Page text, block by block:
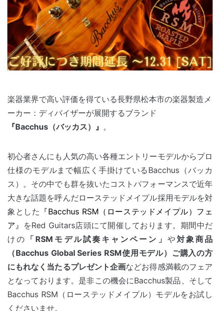
楽器業界で高い評価を得ている長野県松本市の楽器製造メ
ーカー：ディバイザーが展開するブランド
『Bacchus（バッカス）』 。
初心者さんにも人気の高い各種エントリーモデルからプロ
仕様のモデルまで幅広く手掛けているBacchus（バッカ
ス）。その中でも群を抜いたコストパフォーマンスで近年
大きな話題を呼んだローステッドメイプル採用モデルを対
象とした 『Bacchus RSM（ローステッドメイプル）フェ
ア』 をRed Guitars店頭にて開催しております。期間中だ
けの 「RSMモデル試奏キャンペーン」 や対象商品
（Bacchus Global Series RSM使用モデル）ご購入の方
にもれなく当たるプレゼント企画などお得感満載のフェア
となっております。是非この機会にBacchus製品、そして
Bacchus RSM（ローステッドメイプル）モデルをお試し
くださいませ。